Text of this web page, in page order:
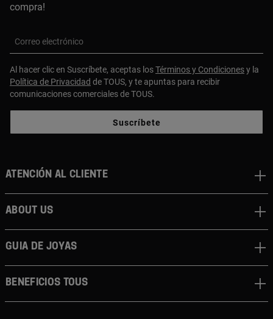
compra!
Correo electrónico
Al hacer clic en Suscríbete, aceptas losTérminos y Condicionesy la
Política de Privacidad de TOUS, y te apuntas para recibir
comunicaciones comerciales de TOUS.
Suscríbete
Atención al cliente
About us
Guia de joyas
Beneficios TOUS